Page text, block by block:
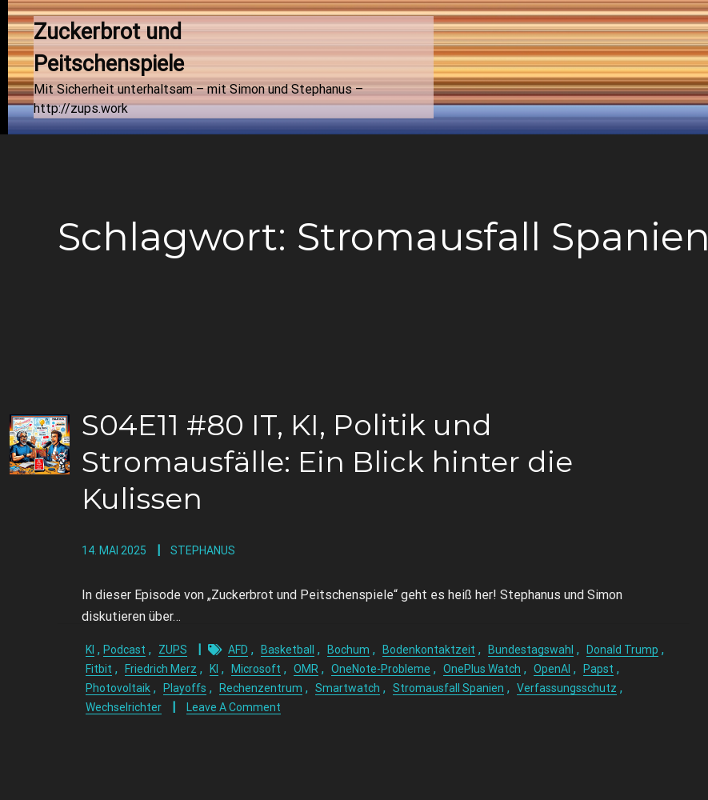
Zuckerbrot und
Peitschenspiele
Mit Sicherheit unterhaltsam – mit Simon und Stephanus –
http://zups.work
Schlagwort: Stromausfall Spanien
S04E11 #80 IT, KI, Politik und
Stromausfälle: Ein Blick hinter die
Kulissen
14. MAI 2025 STEPHANUS
In dieser Episode von „Zuckerbrot und Peitschenspiele“ geht es heiß her! Stephanus und Simon
diskutieren über…
KI , Podcast , ZUPS AFD , Basketball , Bochum , Bodenkontaktzeit , Bundestagswahl , Donald Trump ,
Fitbit , Friedrich Merz , KI , Microsoft , OMR , OneNote-Probleme , OnePlus Watch , OpenAI , Papst ,
Photovoltaik , Playoffs , Rechenzentrum , Smartwatch , Stromausfall Spanien , Verfassungsschutz ,
Wechselrichter Leave A Comment